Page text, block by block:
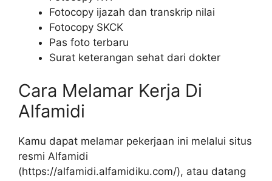
Fotocopy ijazah dan transkrip nilai
Fotocopy SKCK
Pas foto terbaru
Surat keterangan sehat dari dokter
Cara Melamar Kerja Di
Alfamidi
Kamu dapat melamar pekerjaan ini melalui situs
resmi Alfamidi
(https://alfamidi.alfamidiku.com/), atau datang